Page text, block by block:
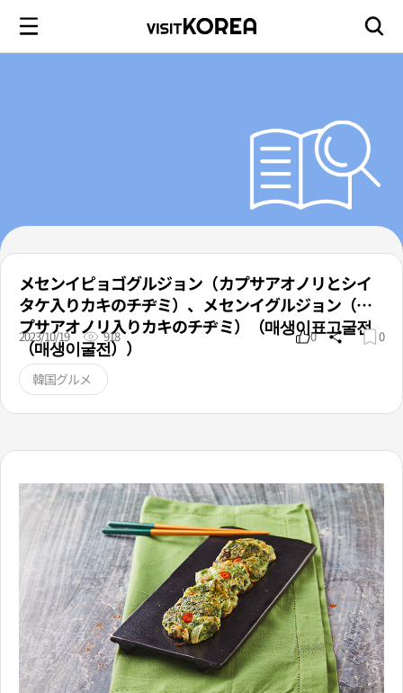
メセンイピョゴグルジョン（カプサアオノリとシイ
タケ入りカキのチヂミ）、メセンイグルジョン（カ
プサアオノリ入りカキのチヂミ）（매생이표고굴전
（매생이굴전））
2023/10/19 918 0 0
韓国グルメ